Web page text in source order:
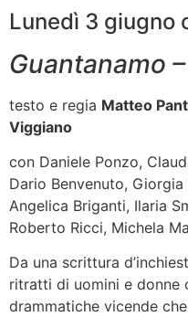
Lunedì 3 giugno
Guantanamo
testo e regia Matteo
Viggiano
con Daniele Ponzo,
Dario Benvenuto,
Angelica Briganti, Ilaria
Roberto Ricci, Michela
Da una scrittura
ritratti di uomini e donne
drammatiche vicende